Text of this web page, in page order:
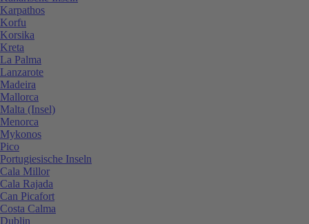
Karpathos
Korfu
Korsika
Kreta
La Palma
Lanzarote
Madeira
Mallorca
Malta (Insel)
Menorca
Mykonos
Pico
Portugiesische Inseln
Cala Millor
Cala Rajada
Can Picafort
Costa Calma
Dublin